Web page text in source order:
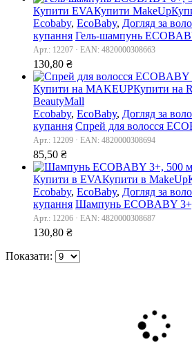
Купити EVAКупити MakeUp
Ecobaby, EcoBaby, Догляд за
купання Гель-шампунь
Арт.: 12207 · EAN: 4820000308663
130,80 ₴
Купити на MAKEUPКупити на
BeautyMall
Ecobaby, EcoBaby, Догляд за
купання Спрей для волосся
Арт.: 12209 · EAN: 4820000308694
85,50 ₴
Купити в EVAКупити в MakeUp
Ecobaby, EcoBaby, Догляд за
купання Шампунь ECOBABY
Арт.: 12206 · EAN: 4820000308687
130,80 ₴
Показати: